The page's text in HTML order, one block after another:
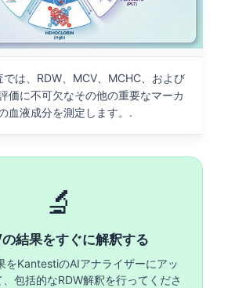
では、RDW、MCV、MCHC、および
価に不可欠なその他の重要なマーカ
血液成分を測定します。.
🔬
結果をすぐに解釈する
をKantestiのAIアナライザーにアッ
包括的なRDW解釈を行ってくださ